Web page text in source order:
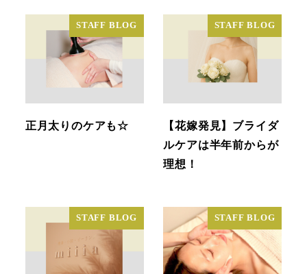
STAFF BLOG
正月太りのケアも☆
STAFF BLOG
【花嫁発見】ブライダ
ルケアは半年前からが
理想！
STAFF BLOG STAFF BLOG